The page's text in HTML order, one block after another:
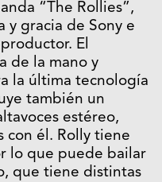
“The Rollies”,
y gracia de Sony e
El
de la mano y
la última tecnología
también un
estéreo,
con él. Rolly tiene
lo que puede bailar
que tiene distintas